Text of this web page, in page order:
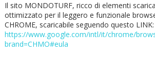
Il sito MONDOTURF, ricco di elementi
ottimizzato per il leggero e funzionale
CHROME, scaricabile seguendo questo LINK:
https://www.google.com/intl/it/chrome/
brand=CHMO#eula